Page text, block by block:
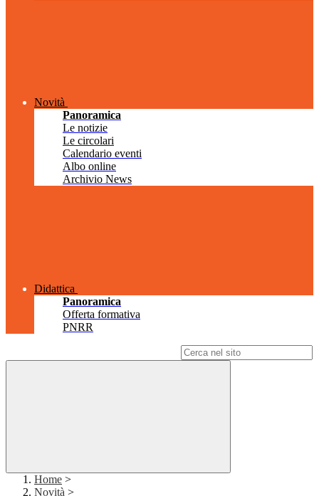
Novità
Panoramica
Le notizie
Le circolari
Calendario eventi
Albo online
Archivio News
Didattica
Panoramica
Offerta formativa
PNRR
Home >
Novità >